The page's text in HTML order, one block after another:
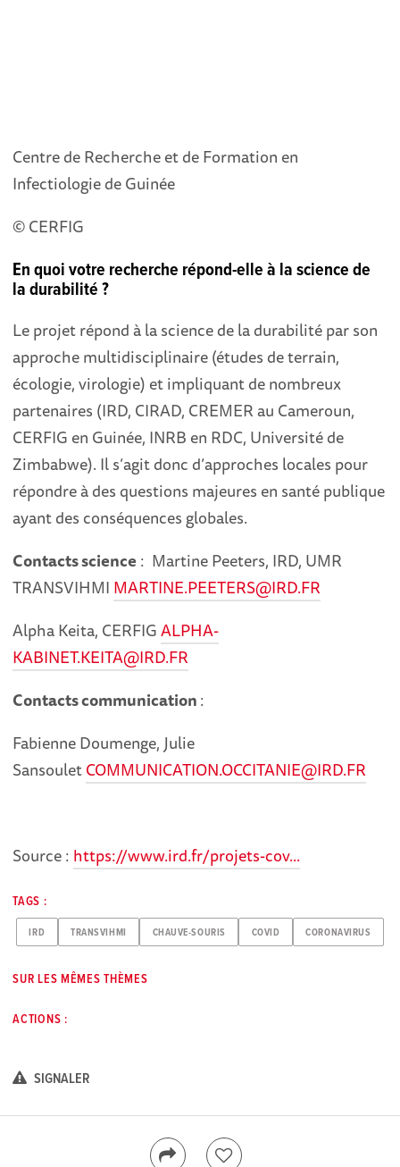
Centre de Recherche et de Formation en
Infectiologie de Guinée
© CERFIG
En quoi votre recherche répond-elle à la science de
la durabilité ?
Le projet répond à la science de la durabilité par son
approche multidisciplinaire (études de terrain,
écologie, virologie) et impliquant de nombreux
partenaires (IRD, CIRAD, CREMER au Cameroun,
CERFIG en Guinée, INRB en RDC, Université de
Zimbabwe). Il s’agit donc d’approches locales pour
répondre à des questions majeures en santé publique
ayant des conséquences globales.
Contacts science : Martine Peeters, IRD, UMR
TRANSVIHMI MARTINE.PEETERS@IRD.FR
Alpha Keita, CERFIGALPHA-
KABINET.KEITA@IRD.FR
Contacts communication:
Fabienne Doumenge, Julie
SansouletCOMMUNICATION.OCCITANIE@IRD.FR
Source : https://www.ird.fr/projets-cov...
TAGS :
IRD TRANSVIHMI CHAUVE-SOURIS COVID CORONAVIRUS
SUR LES MÊMES THÈMES
ACTIONS :
SIGNALER